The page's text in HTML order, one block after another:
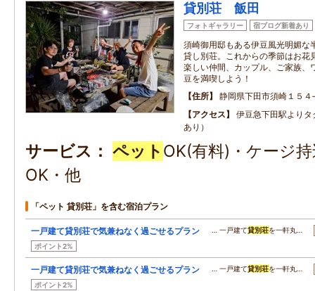
貸別荘 飯田
フォトギャラリー 宿ブログ新着あり
須崎御用邸もある伊豆風光明媚な
貸し別荘。これからの季節はお花
楽しい仲間、カップル、ご家族、
豆を満喫しよう！
住所
静岡県下田市須崎１５４
アクセス
伊豆急下田駅より
あり）
サービス ペット OK(有料)・ケージ
OK・他
「ペット 貸別荘」を含む宿泊プラン
一戸建て貸別荘で気兼ねなく過ごせるプラン
ポイント2%
… 一戸建て貸別荘を一軒丸…
一戸建て貸別荘で気兼ねなく過ごせるプラン
ポイント2%
… 一戸建て貸別荘を一軒丸…